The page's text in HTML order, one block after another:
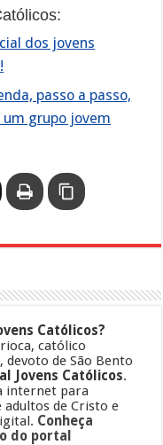
dos jovens
passo a passo,
grupo jovem
Católicos?
católico
de São Bento
Jovens Católicos.
internet para
de Cristo e
Conheça
do portal